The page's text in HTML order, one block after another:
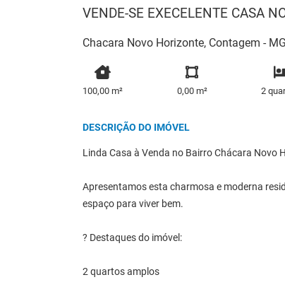
VENDE-SE EXECELENTE CASA
Chacara Novo Horizonte, Contagem - MG
100,00 m² 0,00 m² 2
DESCRIÇÃO DO IMÓVEL
Linda Casa à Venda no Bairro Chácara Novo
Apresentamos esta charmosa e moderna
espaço para viver bem.
? Destaques do imóvel:
2 quartos amplos